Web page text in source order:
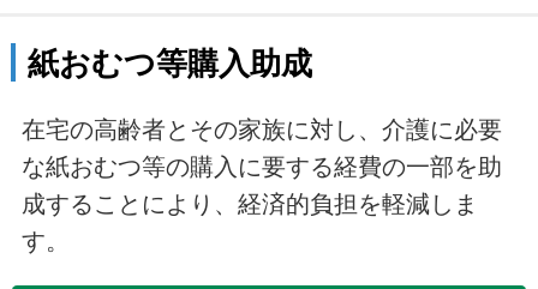
紙おむつ等購入助成
在宅の高齢者とその家族に対し、介護に必要
な紙おむつ等の購入に要する経費の一部を助
成することにより、経済的負担を軽減しま
す。